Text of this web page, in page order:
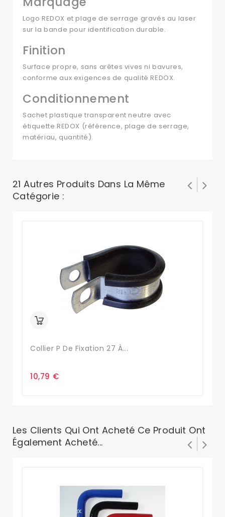
Logo REDOX et plage de serrage gravés au laser
sur la bande pour identification durable.
Finition
Surface propre, sans arêtes vives ni bavures,
conforme aux exigences de qualité REDOX.
Conditionnement
Sachet plastique transparent neutre avec
étiquette REDOX (référence, plage de serrage,
matériau, quantité).
21 Autres Produits Dans La Même
Catégorie :
Collier P De Fixation 27 À...
10,79 €
Les Clients Qui Ont Acheté Ce Produit Ont
Également Acheté...